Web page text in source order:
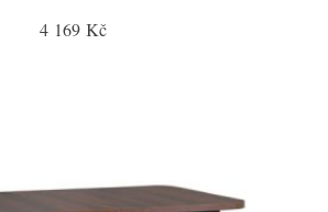
4 169 Kč